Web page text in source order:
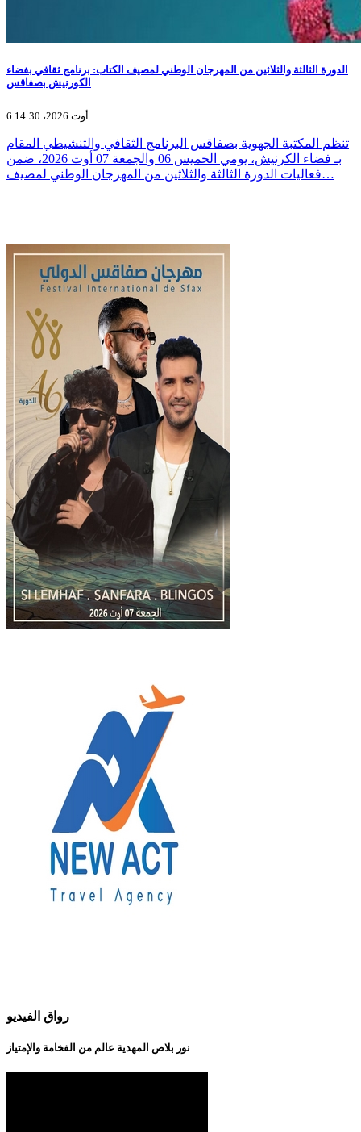
الدورة الثالثة والثلاثين من المهرجان الوطني لمصيف الكتاب: برنامج ثقافي بفضاء
الكورنيش بصفاقس
6 أوت 2026، 14:30
تنظم المكتبة الجهوية بصفاقس البرنامج الثقافي والتنشيطي المقام
بـ فضاء الكرنيش، يومي الخميس 06 والجمعة 07 أوت 2026، ضمن
فعاليات الدورة الثالثة والثلاثين من المهرجان الوطني لمصيف…
رواق الفيديو
نور بلاص المهدية عالم من الفخامة والإمتياز